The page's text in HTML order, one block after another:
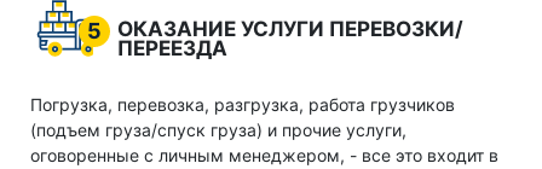
5
ОКАЗАНИЕ УСЛУГИ ПЕРЕВОЗКИ/
ПЕРЕЕЗДА
Погрузка, перевозка, разгрузка, работа грузчиков
(подъем груза/спуск груза) и прочие услуги,
оговоренные с личным менеджером, - все это входит в